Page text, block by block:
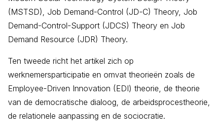
(MSTSD), Job Demand-Control (JD-C) Theory, Job
Demand-Control-Support (JDCS) Theory en Job
Demand Resource (JDR) Theory.
Ten tweede richt het artikel zich op
werknemersparticipatie en omvat theorieën zoals de
Employee-Driven Innovation (EDI) theorie, de theorie
van de democratische dialoog, de arbeidsprocestheorie,
de relationele aanpassing en de sociocratie.